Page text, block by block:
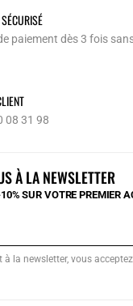
paiement dès 3 fois
08 31 98
À LA NEWSLETTER
SUR VOTRE PREMIER
à la newsletter, vous